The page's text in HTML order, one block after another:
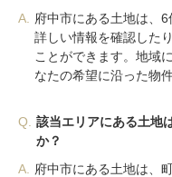
A.
府中市にある土地は、
詳しい情報を確認した
ことができます。地域
なたの希望に沿った物
Q.
該当エリアにある土地
か？
A.
府中市にある土地は、